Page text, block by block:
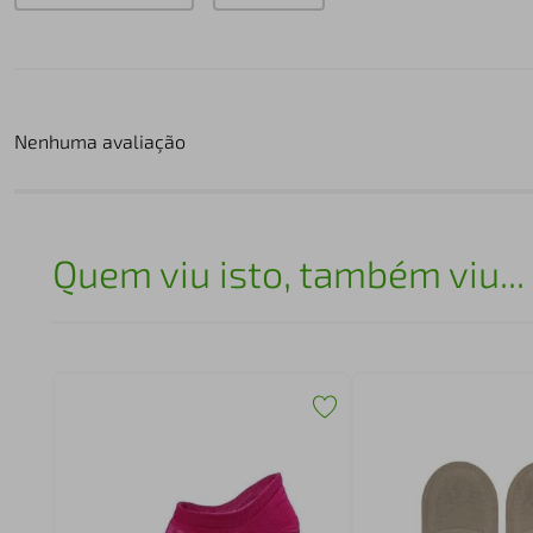
Nenhuma avaliação
Quem viu isto, também viu...